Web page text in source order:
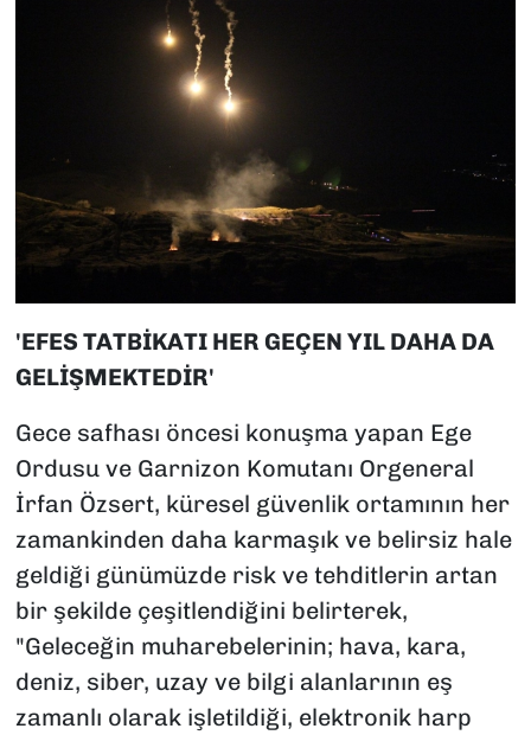
'EFES TATBİKATI HER GEÇEN YIL DAHA DA
GELİŞMEKTEDİR'
Gece safhası öncesi konuşma yapan Ege
Ordusu ve Garnizon Komutanı Orgeneral
İrfan Özsert, küresel güvenlik ortamının her
zamankinden daha karmaşık ve belirsiz hale
geldiği günümüzde risk ve tehditlerin artan
bir şekilde çeşitlendiğini belirterek,
"Geleceğin muharebelerinin; hava, kara,
deniz, siber, uzay ve bilgi alanlarının eş
zamanlı olarak işletildiği, elektronik harp